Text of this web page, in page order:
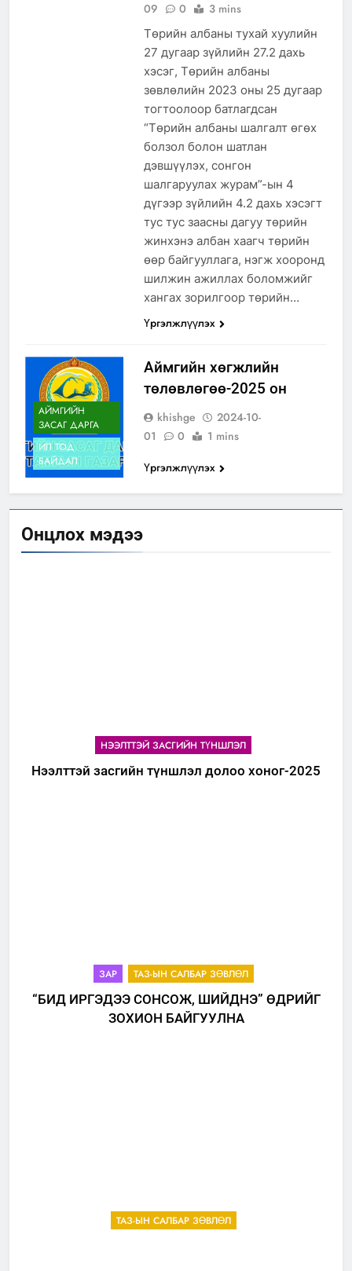
Онцлох мэдээ
НЭЭЛТТЭЙ ЗАСГИЙН ТҮНШЛЭЛ
Нээлттэй засгийн түншлэл долоо хоног-2025
ЗАР ТАЗ-ЫН САЛБАР ЗӨВЛӨЛ
“БИД ИРГЭДЭЭ СОНСОЖ, ШИЙДНЭ” ӨДРИЙГ
ЗОХИОН БАЙГУУЛНА
ТАЗ-ЫН САЛБАР ЗӨВЛӨЛ
09
0 3 mins
Төрийн албаны тухай хуулийн
27 дугаар зүйлийн 27.2 дахь
хэсэг, Төрийн албаны
зөвлөлийн 2023 оны 25 дугаар
тогтоолоор батлагдсан
“Төрийн албаны шалгалт өгөх
болзол болон шатлан
дэвшүүлэх, сонгон
шалгаруулах журам”-ын 4
дүгээр зүйлийн 4.2 дахь хэсэгт
тус тус заасны дагуу төрийн
жинхэнэ албан хаагч төрийн
өөр байгууллага, нэгж хооронд
шилжин ажиллах боломжийг
хангах зорилгоор төрийн…
Үргэлжлүүлэх
АЙМГИЙН
ЗАСАГ ДАРГА
ИЛ ТОД
БАЙДАЛ
Аймгийн хөгжлийн
төлөвлөгөө-2025 он
khishge
2024-10-
01
0
1 mins
Үргэлжлүүлэх